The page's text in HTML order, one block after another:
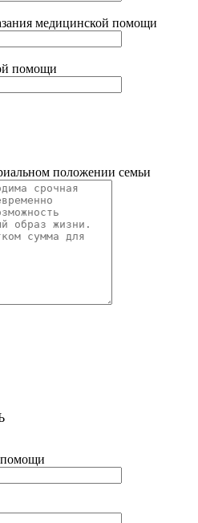
медицинской помощи
помощи
положении семьи
помощи